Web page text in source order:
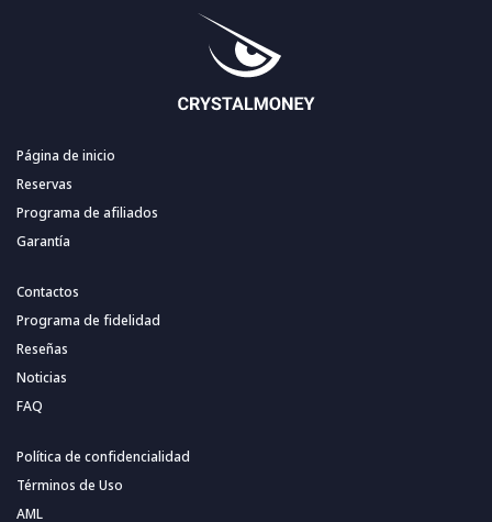
Página de inicio
Reservas
Programa de afiliados
Garantía
Contactos
Programa de fidelidad
Reseñas
Noticias
FAQ
Política de confidencialidad
Términos de Uso
AML